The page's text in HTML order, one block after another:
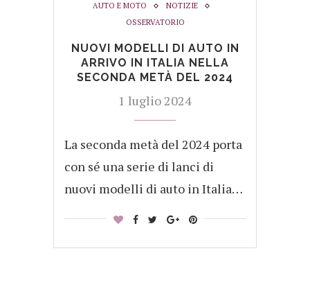
AUTO E MOTO
NOTIZIE
OSSERVATORIO
NUOVI MODELLI DI AUTO IN
ARRIVO IN ITALIA NELLA
SECONDA METÀ DEL 2024
1 luglio 2024
La seconda metà del 2024 porta
con sé una serie di lanci di
nuovi modelli di auto in Italia…